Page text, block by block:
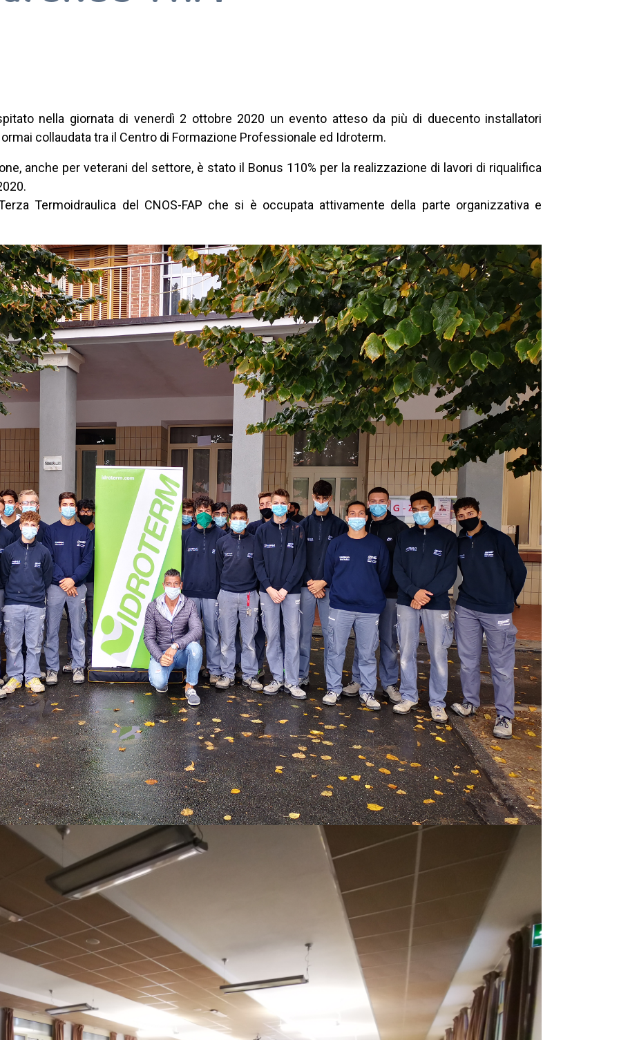
nella giornata di venerdì 2 ottobre 2020 un evento atteso da più di duecento installatori
collaudata tra il Centro di Formazione Professionale ed Idroterm.
anche per veterani del settore, è stato il Bonus 110% per la realizzazione di lavori di riqualifica
Termoidraulica del CNOS-FAP che si è occupata attivamente della parte organizzativa e